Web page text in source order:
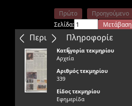
Περιεχόμενα
Πρώτο
Προηγούμενο
Σελίδα:
Μετάβαση
Επόμενο
Τελευταίο
Πληροφορίε
ς
Κατηγορία τεκμηρίου
Αρχεία
Αριθμός τεκμηρίου
339
Είδος τεκμηρίου
Εφημερίδα